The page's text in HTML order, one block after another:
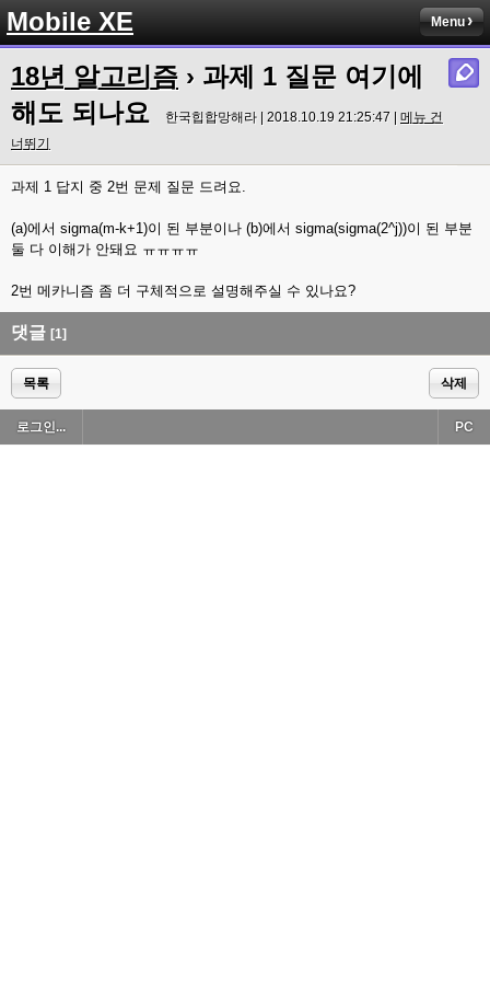
Mobile XE Menu
18년 알고리즘 › 과제 1 질문 여기에
해도 되나요
한국힙합망해라 | 2018.10.19 21:25:47 | 메뉴 건
너뛰기
과제 1 답지 중 2번 문제 질문 드려요.
(a)에서 sigma(m-k+1)이 된 부분이나 (b)에서 sigma(sigma(2^j))이 된 부분
둘 다 이해가 안돼요 ㅠㅠㅠㅠ
2번 메카니즘 좀 더 구체적으로 설명해주실 수 있나요?
댓글 [1]
목록 삭제
로그인... PC